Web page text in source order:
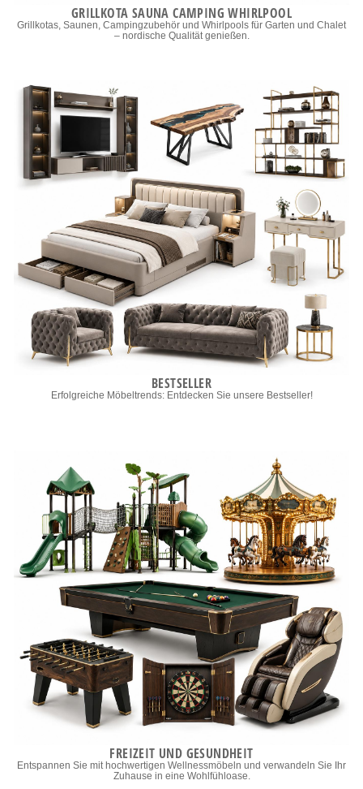
GRILLKOTA SAUNA CAMPING WHIRLPOOL
Grillkotas, Saunen, Campingzubehör und Whirlpools für Garten und Chalet
– nordische Qualität genießen.
BESTSELLER
Erfolgreiche Möbeltrends: Entdecken Sie unsere Bestseller!
FREIZEIT UND GESUNDHEIT
Entspannen Sie mit hochwertigen Wellnessmöbeln und verwandeln Sie Ihr
Zuhause in eine Wohlfühloase.